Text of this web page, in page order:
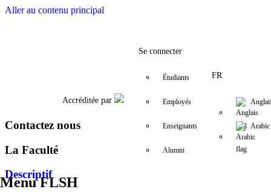
Aller au contenu principalFacebook
Accréditée par
Se connecter
Étudiants
Employés
Enseignants
Alumni
FR
Arabic
Menu FLSH
Contactez nous
La Faculté
Descriptif